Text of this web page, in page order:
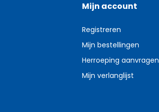
Mijn account
Registreren
Mijn bestellingen
Herroeping aanvragen
Mijn verlanglijst